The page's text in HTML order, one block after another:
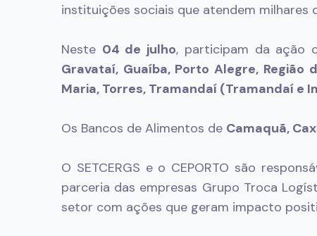
instituições sociais que atendem milhares
Neste 04 de julho, participam da ação
Gravataí, Guaíba, Porto Alegre, Região
Maria, Torres, Tramandaí (Tramandaí e
Os Bancos de Alimentos de Camaquã,
O SETCERGS e o CEPORTO são
parceria das empresas Grupo Troca
setor com ações que geram impacto